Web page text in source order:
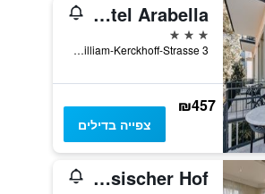
Arthotel Arabella
3 כוכבים
William-Kerckhoff-Strasse 3, באד נאוהיים, הסן, גרמניה
₪457
צפייה בדילים
Hotel Hessischer Hof